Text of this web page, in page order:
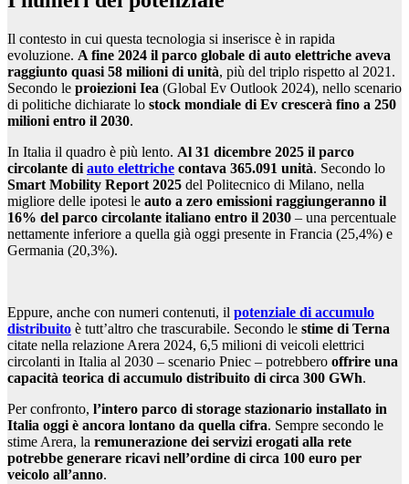
Il contesto in cui questa tecnologia si inserisce è in rapida
evoluzione. A fine 2024 il parco globale di auto elettriche aveva
raggiunto quasi 58 milioni di unità, più del triplo rispetto al 2021.
Secondo le proiezioni Iea (Global Ev Outlook 2024), nello scenario
di politiche dichiarate lo stock mondiale di Ev crescerà fino a 250
milioni entro il 2030.
In Italia il quadro è più lento. Al 31 dicembre 2025 il parco
circolante di auto elettriche contava 365.091 unità. Secondo lo
Smart Mobility Report 2025 del Politecnico di Milano, nella
migliore delle ipotesi le auto a zero emissioni raggiungeranno il
16% del parco circolante italiano entro il 2030 – una percentuale
nettamente inferiore a quella già oggi presente in Francia (25,4%) e
Germania (20,3%).
Eppure, anche con numeri contenuti, il potenziale di accumulo
distribuito è tutt’altro che trascurabile. Secondo le stime di Terna
citate nella relazione Arera 2024, 6,5 milioni di veicoli elettrici
circolanti in Italia al 2030 – scenario Pniec – potrebbero offrire una
capacità teorica di accumulo distribuito di circa 300 GWh.
Per confronto, l’intero parco di storage stazionario installato in
Italia oggi è ancora lontano da quella cifra. Sempre secondo le
stime Arera, la remunerazione dei servizi erogati alla rete
potrebbe generare ricavi nell’ordine di circa 100 euro per
veicolo all’anno.